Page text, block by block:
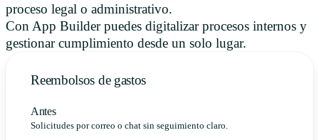
proceso legal o administrativo.
Con App Builder puedes digitalizar procesos internos y
gestionar cumplimiento desde un solo lugar.
Reembolsos de gastos
Antes
Solicitudes por correo o chat sin seguimiento claro.